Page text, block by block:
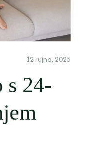
12 rujna, 2025
s 24-